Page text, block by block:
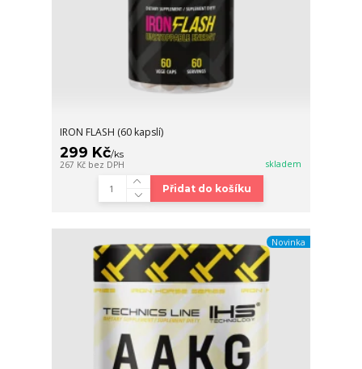
IRON FLASH (60 kapslí)
299 Kč/ks
267 Kč bez DPH skladem
Přidat do košíku
Novinka